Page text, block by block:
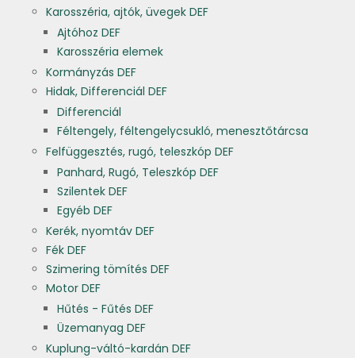
Karosszéria, ajtók, üvegek DEF
Ajtóhoz DEF
Karosszéria elemek
Kormányzás DEF
Hidak, Differenciál DEF
Differenciál
Féltengely, féltengelycsukló, menesztőtárcsa
Felfüggesztés, rugó, teleszkóp DEF
Panhard, Rugó, Teleszkóp DEF
Szilentek DEF
Egyéb DEF
Kerék, nyomtáv DEF
Fék DEF
Szimering tömítés DEF
Motor DEF
Hűtés - Fűtés DEF
Üzemanyag DEF
Kuplung-váltó-kardán DEF